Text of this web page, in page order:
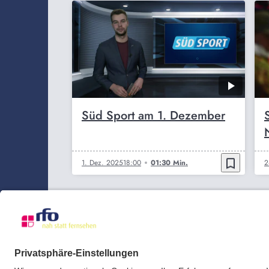
Süd Sport am 1. Dezember
1. Dez. 202518:00 01:30 Min. bookmark_border